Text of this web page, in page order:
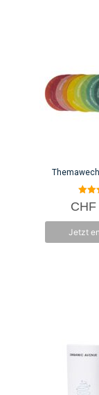
CHF
Jetzt